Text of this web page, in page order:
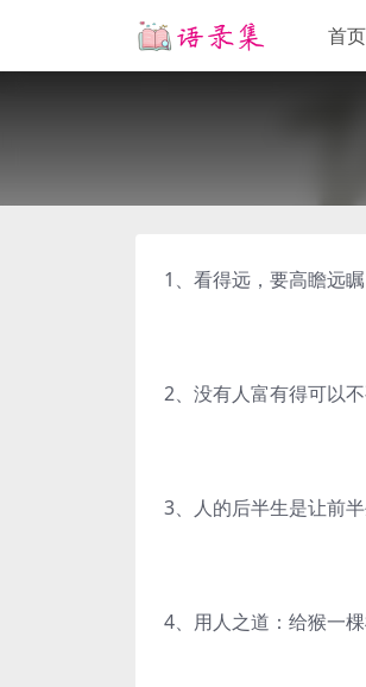
首页
1、看得远，要高瞻远
2、没有人富有得可以
3、人的后半生是让前半
4、用人之道：给猴一棵